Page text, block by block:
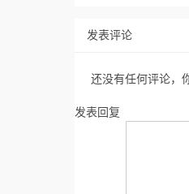
发表评论
还没有任何评论，
发表回复